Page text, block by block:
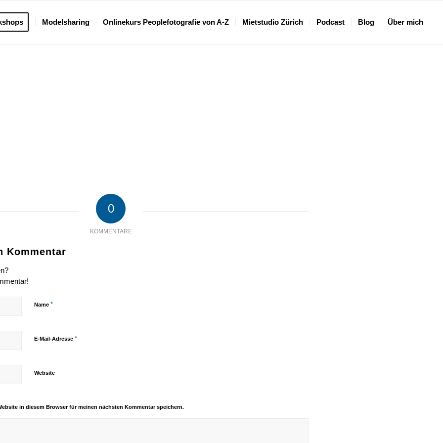
Modelsharing Onlinekurs Peoplefotografie von A-Z Mietstudio Zürich Podcast Blog Über mich
0
KOMMENTARE
Kommentar
Name *
E-Mail-Adresse *
Website
in diesem Browser für meinen nächsten Kommentar speichern.